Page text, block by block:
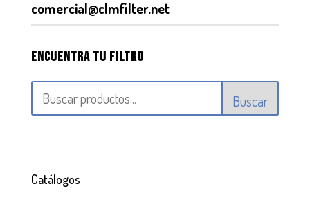
comercial@clmfilter.net
Encuentra tu filtro
Buscar
Catálogos